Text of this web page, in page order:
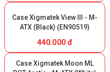
Case Xigmatek View III - M-
ATX (Black) (EN90519)
440.000 đ
Case Xigmatek Moon ML